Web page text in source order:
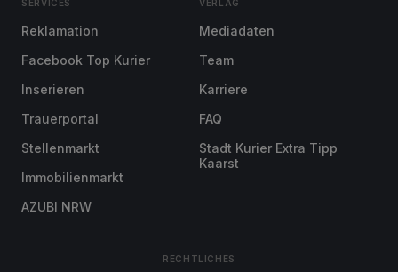
SERVICES
Reklamation
Facebook Top Kurier
Inserieren
Trauerportal
Stellenmarkt
Immobilienmarkt
AZUBI NRW
VERLAG
Mediadaten
Team
Karriere
FAQ
Stadt Kurier Extra Tipp
Kaarst
RECHTLICHES